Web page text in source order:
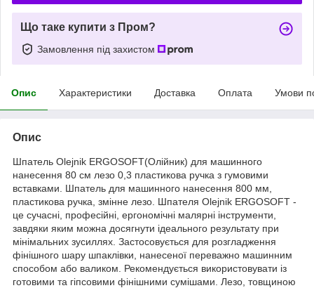
Що таке купити з Пром?
Замовлення під захистом
Опис Характеристики Доставка Оплата Умови
Опис
Шпатель Olejnik ERGOSOFT(Олійник) для машинного
нанесення 80 см лезо 0,3 пластикова ручка з гумовими
вставками. Шпатель для машинного нанесення 800 мм,
пластикова ручка, змінне лезо. Шпателя Olejnik ERGOSOFT -
це сучасні, професійні, ергономічні малярні інструменти,
завдяки яким можна досягнути ідеального результату при
мінімальних зусиллях. Застосовується для розгладження
фінішного шару шпаклівки, нанесеної переважно машинним
способом або валиком. Рекомендується використовувати із
готовими та гіпсовими фінішними сумішами. Лезо, товщиною